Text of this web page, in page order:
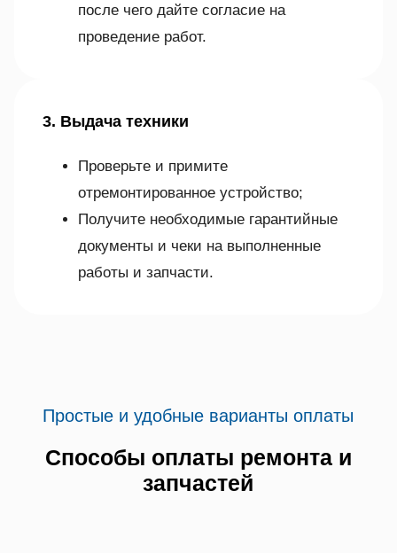
после чего дайте согласие на
проведение работ.
3. Выдача техники
Проверьте и примите
отремонтированное устройство;
Получите необходимые гарантийные
документы и чеки на выполненные
работы и запчасти.
Простые и удобные варианты оплаты
Способы оплаты ремонта и
запчастей